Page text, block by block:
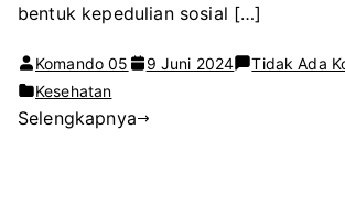
bentuk kepedulian sosial […]
Komando 05 9 Juni 2024 Tidak Ada
Kesehatan
Selengkapnya